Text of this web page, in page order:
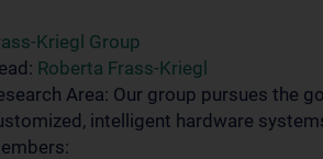
Kriegl Group
Roberta Frass-Kriegl
Area: Our group pursues the
intelligent hardware